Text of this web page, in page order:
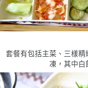
套餐有包括主菜、三樣
凍，其中白